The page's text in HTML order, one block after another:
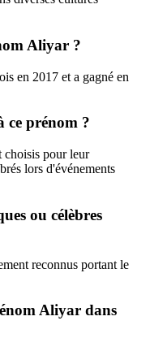
Aliyar ?
en 2017 et a gagné en
ce prénom ?
choisis pour leur
lors d'événements
ou célèbres
reconnus portant le
Aliyar dans